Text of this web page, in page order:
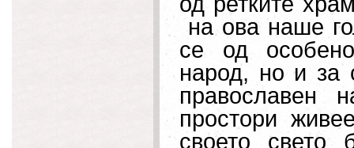
на ова наше
се од
народ, но и за
православен
простори
своето свето